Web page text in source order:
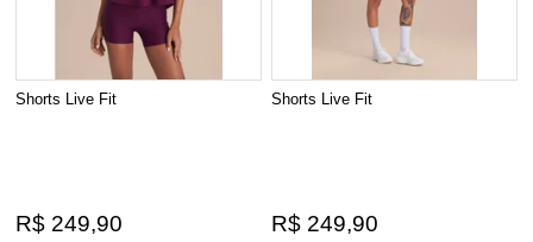
Shorts Live Fit
R$ 249,90
Shorts Live Fit
R$ 249,90